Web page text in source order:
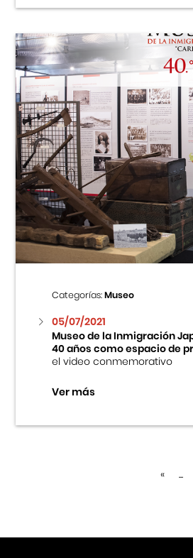
Categorías:Museo
05/07/2021
Museo de la Inmigración
40 años como espacio de
el video conmemorativo
Ver más
« ...